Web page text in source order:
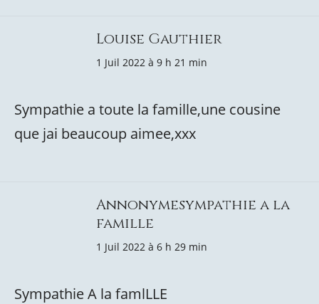
Louise Gauthier
1 Juil 2022 à 9 h 21 min
Sympathie a toute la famille,une cousine
que jai beaucoup aimee,xxx
Annonymesympathie a la
famille
1 Juil 2022 à 6 h 29 min
Sympathie A la famlLLE